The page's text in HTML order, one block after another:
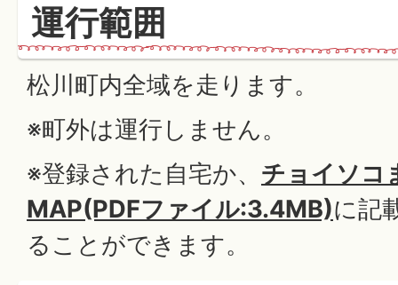
運行範囲
松川町内全域を走ります。
※町外は運行しません。
※登録された自宅か、 チョイソコ
MAP(PDFファイル:3.4MB)に記
ることができます。